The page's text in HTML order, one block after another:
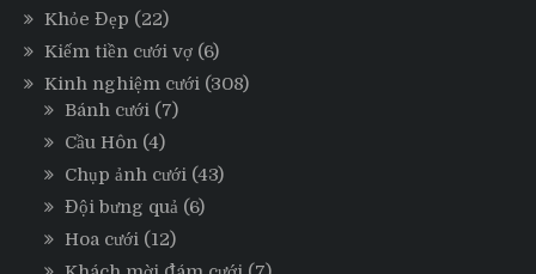
Khỏe Đẹp (22)
Kiếm tiền cưới vợ (6)
Kinh nghiệm cưới (308)
Bánh cưới (7)
Cầu Hôn (4)
Chụp ảnh cưới (43)
Đội bưng quả (6)
Hoa cưới (12)